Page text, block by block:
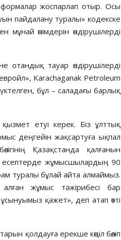
жоспарлап отыр. Осы
пайдалану туралы» кодекске
өнімдерін өндірушілерді
отандық тауар өндірушілерді
Karachaganak Petroleum
бұл – саладағы барлық
етуі керек. Біз ұлттық
деңгейін жақсартуға ықпал
Қазақстанда қалғанын
есептерде жұмысшылардың 90
туралы бұлай айта алмаймыз.
алған жұмыс тәжірибесі бар
қажет», деп атап өтті
қолдауға ерекше көңіл бөліп